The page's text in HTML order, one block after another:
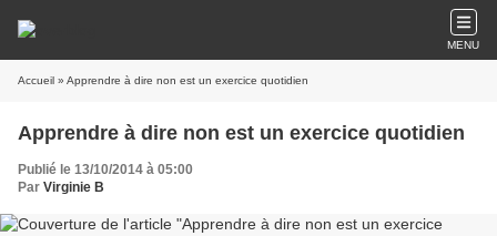
MENU
Accueil » Apprendre à dire non est un exercice quotidien
Apprendre à dire non est un exercice quotidien
Publié le 13/10/2014 à 05:00
Par Virginie B